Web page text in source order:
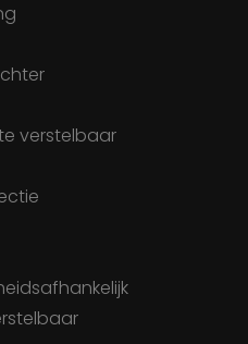
verstelbaar